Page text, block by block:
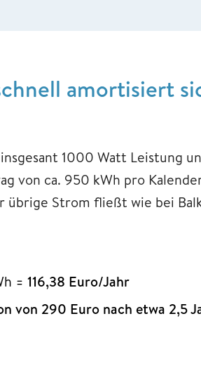
amortisiert
1000 Watt Leistung
von ca. 950 kWh pro
übrige Strom fließt wie bei
= 116,38 Euro/Jahr
von 290 Euro nach etwa 2,5